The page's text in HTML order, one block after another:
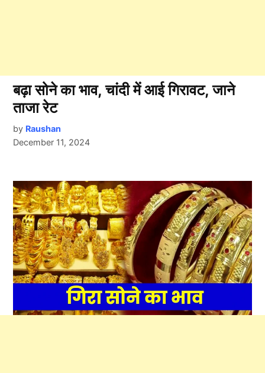
बढ़ा सोने का भाव, चांदी में आई गिरावट, जाने
ताजा रेट
by Raushan
December 11, 2024